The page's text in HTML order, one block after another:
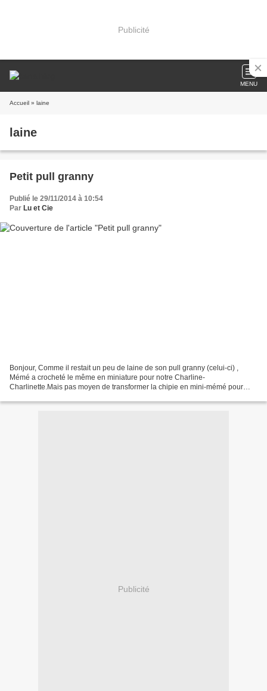
Publicité
MENU
Accueil » laine
laine
Petit pull granny
Publié le 29/11/2014 à 10:54
Par Lu et Cie
Bonjour, Comme il restait un peu de laine de son pull granny (celui-ci) ,
Mémé a crocheté le même en miniature pour notre Charline-
Charlinette.Mais pas moyen de transformer la chipie en mini-mémé pour
Publicité